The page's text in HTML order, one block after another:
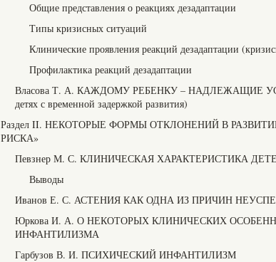
Общие представления о реакциях дезадаптации
Типы кризисных ситуаций
Клинические проявления реакций дезадаптации
Профилактика реакций дезадаптации
Власова Т. А. КАЖДОМУ РЕБЕНКУ – НАДЛЕЖАЩИЕ
детях с временной задержкой развития)
Раздел II. НЕКОТОРЫЕ ФОРМЫ ОТКЛОНЕНИЙ В
РИСКА»
Певзнер М. С. КЛИНИЧЕСКАЯ ХАРАКТЕРИСТИКА
Выводы
Иванов Е. С. АСТЕНИЯ КАК ОДНА ИЗ ПРИЧИН
Юркова И. А. О НЕКОТОРЫХ КЛИНИЧЕСКИХ
ИНФАНТИЛИЗМА
Гарбузов В. И. ПСИХИЧЕСКИЙ ИНФАНТИЛИЗМ